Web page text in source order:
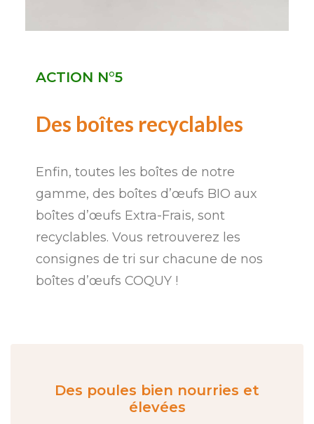
ACTION N°5
Des boîtes recyclables
Enfin, toutes les boîtes de notre
gamme, des boîtes d’œufs BIO aux
boîtes d’œufs Extra-Frais, sont
recyclables. Vous retrouverez les
consignes de tri sur chacune de nos
boîtes d’œufs COQUY !
Des poules bien nourries et
élevées